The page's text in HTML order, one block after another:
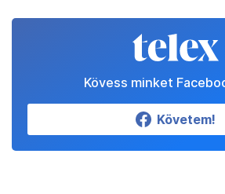
Kövess minket
Követem!